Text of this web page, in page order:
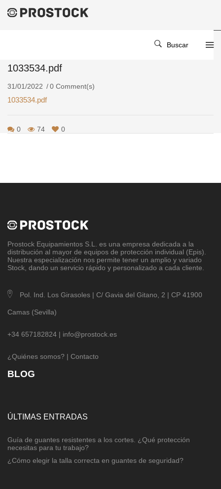
Buscar
1033534.pdf
31/01/2022 0 Comment(s)
1033534.pdf
0 74 0
Prostock Equipamientos S.L
. es una empresa dedicada a la
distribución al mayor de equipos de protección individual (Epis).
Nuestra especialización nos permite tener un amplio y variado
Stock, dando un servicio rápido y personalizado a cada cliente.
Pol. Ind. Los Girasoles | C/ Gavia del Gitano, 2 | CP 41900
Camas (Sevilla)
+34 657182824 | info@prostock.es
¿Quiénes somos? | Contacto
BLOG
ÚLTIMAS ENTRADAS
Guía de guantes resistentes a los cortes. ¿Qué protección
necesitas para tu trabajo?
¿Cómo elegir la talla correcta en guantes de seguridad?